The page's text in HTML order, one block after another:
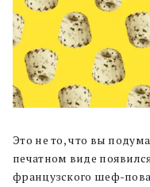
Это не то, что вы
печатном виде
французского шеф-